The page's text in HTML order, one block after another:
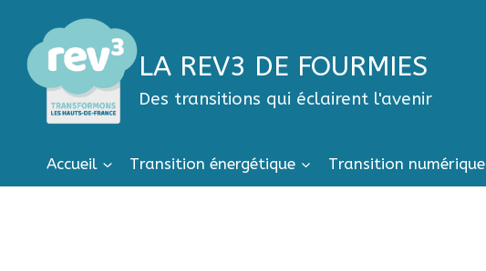
LA REV3 DE FOURMIES
Des transitions qui éclairent l'avenir
Accueil Transition énergétique Transition numérique